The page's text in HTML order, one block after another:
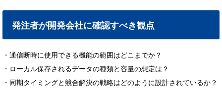
発注者が開発会社に確認すべき観点
・通信断時に使用できる機能の範囲はどこまでか？
・ローカル保存されるデータの種類と容量の想定は？
・同期タイミングと競合解決の戦略はどのように設計されているか？